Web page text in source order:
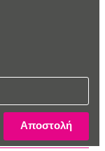
Αποστολή